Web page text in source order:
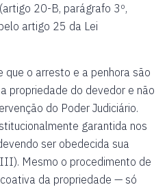
20-B, parágrafo 3º,
artigo 25 da Lei
o arresto e a penhora são
propriedade do devedor e não
do Poder Judiciário.
garantida nos
ser obedecida sua
Mesmo o procedimento de
da propriedade — só